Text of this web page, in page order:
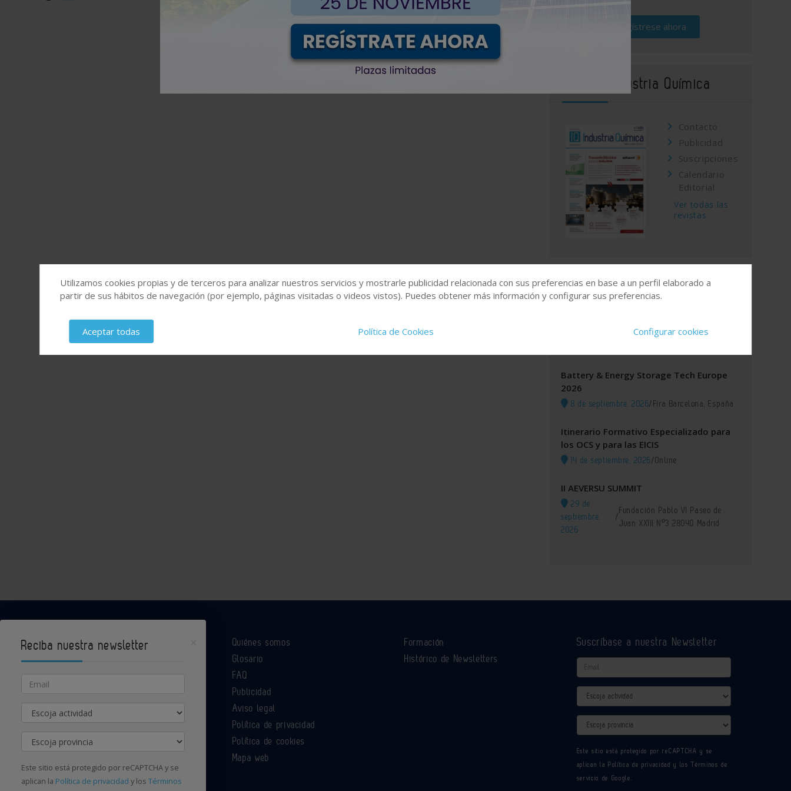
Regístrese ahora
Revista Industria Química
Contacto
Publicidad
Suscripciones
Calendario
Editorial
Ver todas las
revistas
Agenda
XI GREEN IUPAC 2026
Battery & Energy Storage Tech Europe
2026
8 de septiembre, 2026/Fira Barcelona, España
Itinerario Formativo Especializado para
los OCS y para las EICIS
14 de septiembre, 2026/Online
II AEVERSU SUMMIT
29 de
septiembre,
2026
/
Fundación Pablo VI Paseo de
Juan XXIII Nº3 28040 Madrid
Contacte con nosotros
Quiénes somos
Glosario
FAQ
Publicidad
Aviso legal
Política de privacidad
Política de cookies
Mapa web
Formación
Histórico de Newsletters
Suscríbase a nuestra Newsletter
Email
Actividad
Provincia
Este sitio está protegido por reCAPTCHA y se
aplican la Política de privacidad y losTérminos de
servicio de Google.
Utilizamos cookies propias y de terceros para analizar nuestros servicios y mostrarle publicidad relacionada con sus preferencias en base a un perfil elaborado a
partir de sus hábitos de navegación (por ejemplo, páginas visitadas o videos vistos). Puedes obtener más información y configurar sus preferencias.
Aceptar todas Política de Cookies Configurar cookies
Reciba nuestra newsletter
Email
Actividad
Provincia
Este sitio está protegido por reCAPTCHA y se
aplican la Política de privacidad y los Términos